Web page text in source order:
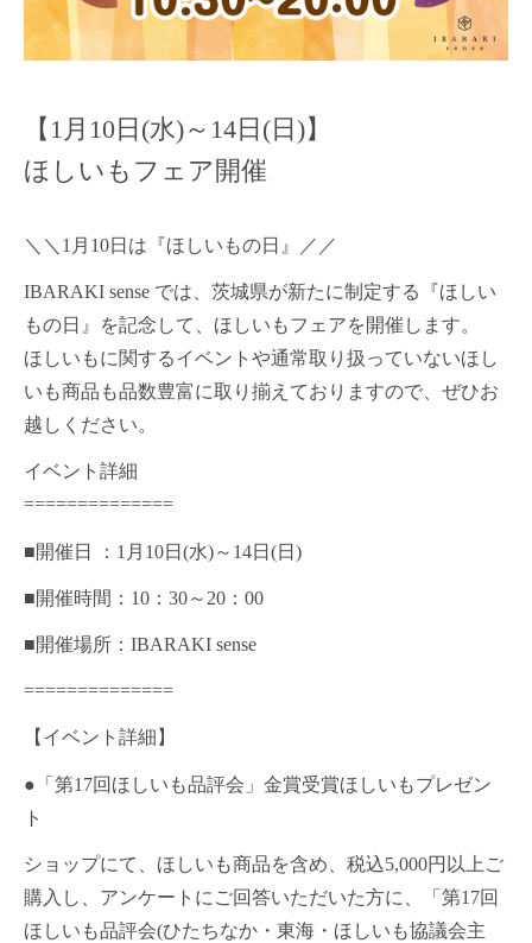
【1月10日(水)～14日(日)】
ほしいもフェア開催
＼＼1月10日は『ほしいもの日』／／
IBARAKI sense では、茨城県が新たに制定する『ほしい
もの日』を記念して、ほしいもフェアを開催します。
ほしいもに関するイベントや通常取り扱っていないほし
いも商品も品数豊富に取り揃えておりますので、ぜひお
越しください。
イベント詳細
==============
■開催日 ：1月10日(水)～14日(日)
■開催時間：10：30～20：00
■開催場所：IBARAKI sense
==============
【イベント詳細】
●「第17回ほしいも品評会」金賞受賞ほしいもプレゼン
ト
ショップにて、ほしいも商品を含め、税込5,000円以上ご
購入し、アンケートにご回答いただいた方に、「第17回
ほしいも品評会(ひたちなか・東海・ほしいも協議会主